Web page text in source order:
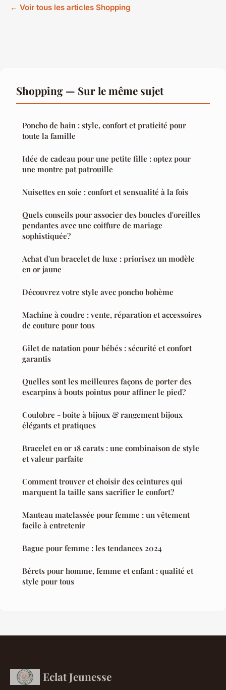
← Voir tous les articles Shopping
Shopping — Sur le même sujet
Poncho de bain : style, confort et praticité pour
toute la famille
Idée de cadeau pour une petite fille : optez pour
une montre pat patrouille
Nuisettes en soie : confort et sensualité à la fois
Quels conseils pour associer des boucles d'oreilles
pendantes avec une coiffure de mariage
sophistiquée?
Achat d'un bracelet de luxe : priorisez un modèle
en or jaune
Découvrez votre style avec poncho bohème
Machine à coudre : vente, réparation et accessoires
de couture pour tous
Gilet de natation pour bébés : sécurité et confort
garantis
Quelles sont les meilleures façons de porter des
escarpins à bouts pointus pour affiner le pied?
Coulobre - boite à bijoux & rangement bijoux
élégants et pratiques
Bracelet en or 18 carats : une combinaison de style
et valeur parfaite
Comment trouver et choisir des ceintures qui
marquent la taille sans sacrifier le confort?
Manteau matelassée pour femme : un vêtement
facile à entretenir
Bague pour femme : les tendances 2024
Bérets pour homme, femme et enfant : qualité et
style pour tous
Eclat Jeunesse